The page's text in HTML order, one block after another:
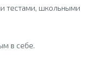
тестами, школьными
в себе.